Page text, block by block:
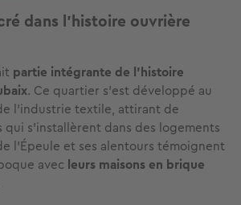
dans l'histoire ouvrière
partie intégrante de l'histoire
. Ce quartier s'est développé au
l'industrie textile, attirant de
s’installèrent dans des logements
l'Épeule et ses alentours témoignent
avec leurs maisons en brique